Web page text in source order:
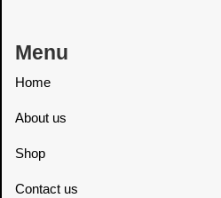
Menu
Home
About us
Shop
Contact us